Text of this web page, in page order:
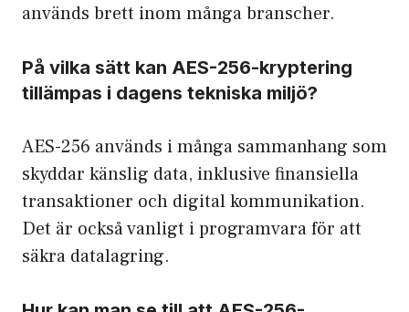
används brett inom många branscher.
På vilka sätt kan AES-256-kryptering
tillämpas i dagens tekniska miljö?
AES-256 används i många sammanhang som
skyddar känslig data, inklusive finansiella
transaktioner och digital kommunikation.
Det är också vanligt i programvara för att
säkra datalagring.